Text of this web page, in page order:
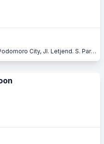
Central Park Mall, Lantai Ground, Podomoro City, Jl. Letjend. S. Parman Kav. 28, Slipi, Jakarta Barat, Jakarta